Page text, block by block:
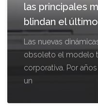
las principales
blindan el
Las nuevas
obsoleto el modelo
corporativa. Por
un